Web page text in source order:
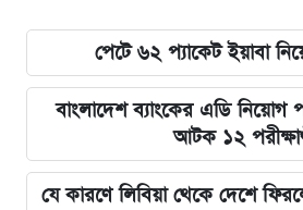
পেটে ৬২ প্যাকেট ইয়াবা
বাংলাদেশ ব্যাংকের এডি নিয়োগ
আটক ১২
যে কারণে লিবিয়া থেকে দেশে